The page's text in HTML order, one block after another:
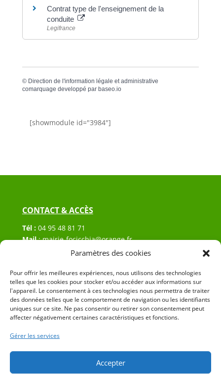
Paramètres des cookies
Pour offrir les meilleures expériences, nous utilisons des technologies
telles que les cookies pour stocker et/ou accéder aux informations sur
l'appareil. Le consentement à ces technologies nous permettra de traiter
des données telles que le comportement de navigation ou les identifiants
uniques sur ce site. Ne pas consentir ou retirer son consentement peut
affecter négativement certaines caractéristiques et fonctions.
Gérer les services
Accepter
Contrat type de l'enseignement de la
conduite
Legifrance
© Direction de l'information légale et administrative
comarquage developpé par baseo.io
[showmodule id="3984"]
CONTACT & ACCÈS
Tél : 04 95 48 81 71
Mail:mairie-focicchia@orange.fr
Hôtel de ville de Focicchia
20212 Focicchia